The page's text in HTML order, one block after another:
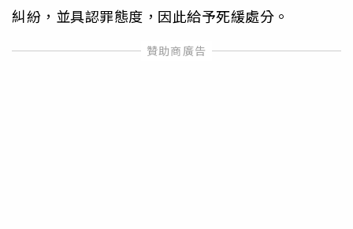
糾紛，並具認罪態度，因此給予死緩處分。